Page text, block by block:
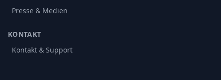
Presse & Medien
KONTAKT
Kontakt & Support